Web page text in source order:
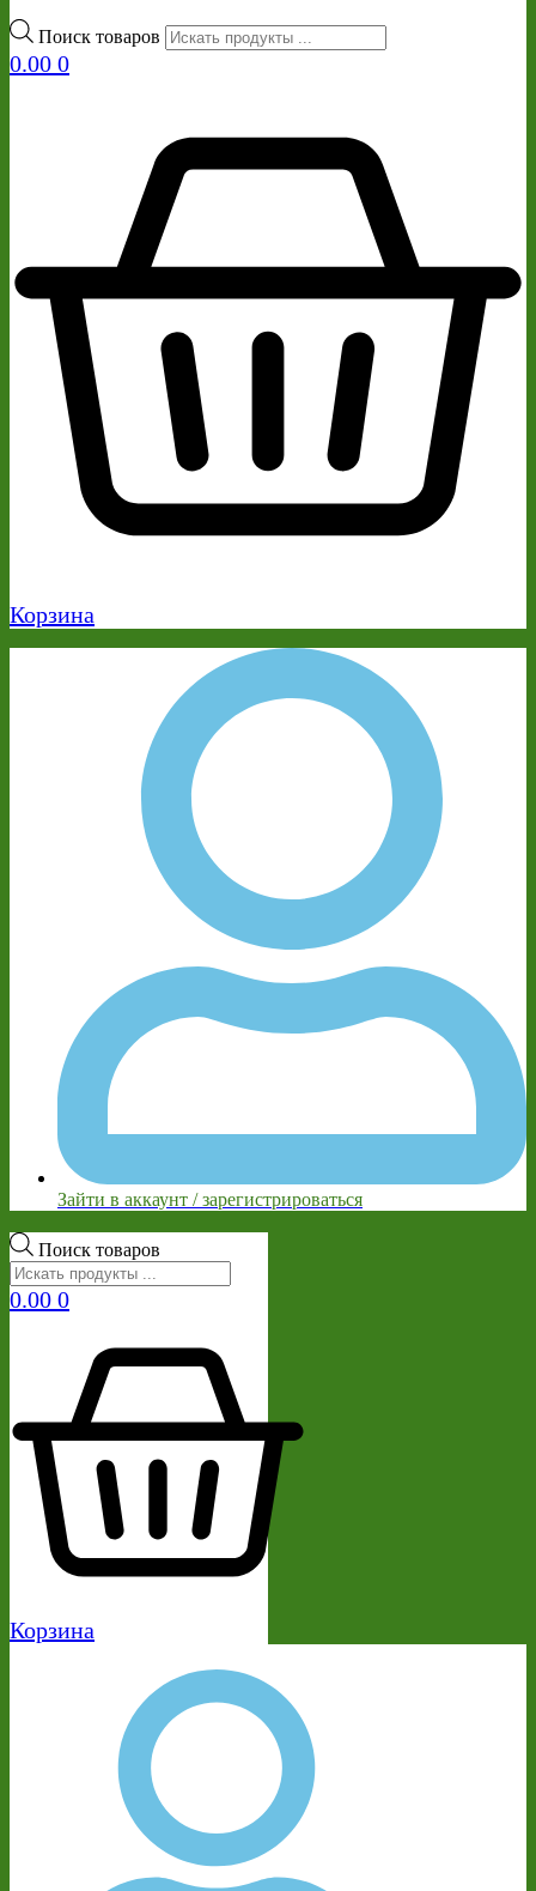
Поиск товаров
0.00 0
Корзина
Зайти в аккаунт / зарегистрироваться
Поиск товаров
0.00 0
Корзина